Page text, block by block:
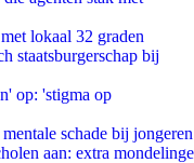
lokaal 32 graden
staatsburgerschap bij
op: 'stigma op
schade bij jongeren
aan: extra mondelinge